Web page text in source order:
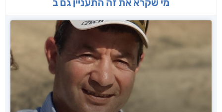
מי שקרא את זה התעניין גם ב